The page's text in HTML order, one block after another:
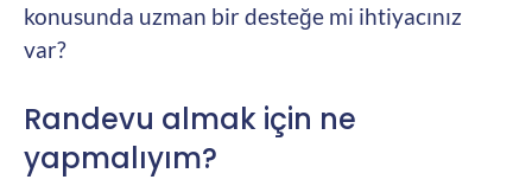
konusunda uzman bir desteğe mi ihtiyacınız
var?
Randevu almak için ne
yapmalıyım?